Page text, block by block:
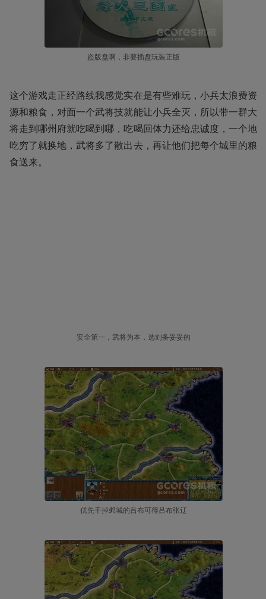
盗版盘啊，非要插盘玩装正版
这个游戏走正经路线我感觉实在是有些难玩，小兵太浪费资
源和粮食，对面一个武将技就能让小兵全灭，所以带一群大
将走到哪州府就吃喝到哪，吃喝回体力还给忠诚度，一个地
吃穷了就换地，武将多了散出去，再让他们把每个城里的粮
食送来。
安全第一，武将为本，选刘备妥妥的
优先干掉邺城的吕布可得吕布张辽